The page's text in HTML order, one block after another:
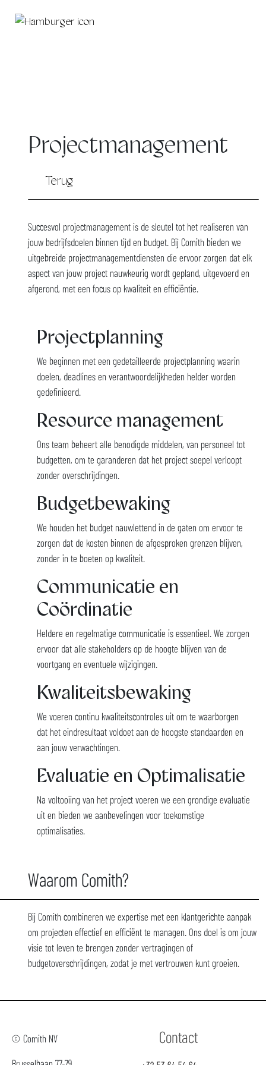
Projectmanagement
Terug
Succesvol projectmanagement is de sleutel tot het realiseren van
jouw bedrijfsdoelen binnen tijd en budget. Bij Comith bieden we
uitgebreide projectmanagementdiensten die ervoor zorgen dat elk
aspect van jouw project nauwkeurig wordt gepland, uitgevoerd en
afgerond, met een focus op kwaliteit en efficiëntie.
Projectplanning
We beginnen met een gedetailleerde projectplanning waarin
doelen, deadlines en verantwoordelijkheden helder worden
gedefinieerd.
Resource management
Ons team beheert alle benodigde middelen, van personeel tot
budgetten, om te garanderen dat het project soepel verloopt
zonder overschrijdingen.
Budgetbewaking
We houden het budget nauwlettend in de gaten om ervoor te
zorgen dat de kosten binnen de afgesproken grenzen blijven,
zonder in te boeten op kwaliteit.
Communicatie en
Coördinatie
Heldere en regelmatige communicatie is essentieel. We zorgen
ervoor dat alle stakeholders op de hoogte blijven van de
voortgang en eventuele wijzigingen.
Kwaliteitsbewaking
We voeren continu kwaliteitscontroles uit om te waarborgen
dat het eindresultaat voldoet aan de hoogste standaarden en
aan jouw verwachtingen.
Evaluatie en Optimalisatie
Na voltooiing van het project voeren we een grondige evaluatie
uit en bieden we aanbevelingen voor toekomstige
optimalisaties.
Waarom Comith?
Bij Comith combineren we expertise met een klantgerichte aanpak
om projecten effectief en efficiënt te managen. Ons doel is om jouw
visie tot leven te brengen zonder vertragingen of
budgetoverschrijdingen, zodat je met vertrouwen kunt groeien.
Contact
Comith NV